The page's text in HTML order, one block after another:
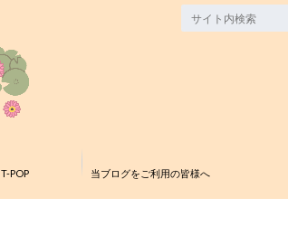
T-POP 当ブログをご利用の皆様へ